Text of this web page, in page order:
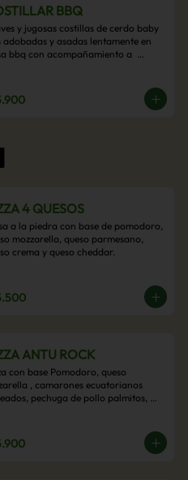
BBQ
y jugosas costillas de cerdo baby
adobadas y asadas lentamente en
bbq con acompañamiento a
Papas parmentier, Papas
Arroz blanco.
4 QUESOS
a la piedra con base de pomodoro,
mozzarella, queso parmesano,
crema y queso cheddar.
ANTU ROCK
con base Pomodoro, queso
, camarones ecuatorianos
pechuga de pollo palmitos,